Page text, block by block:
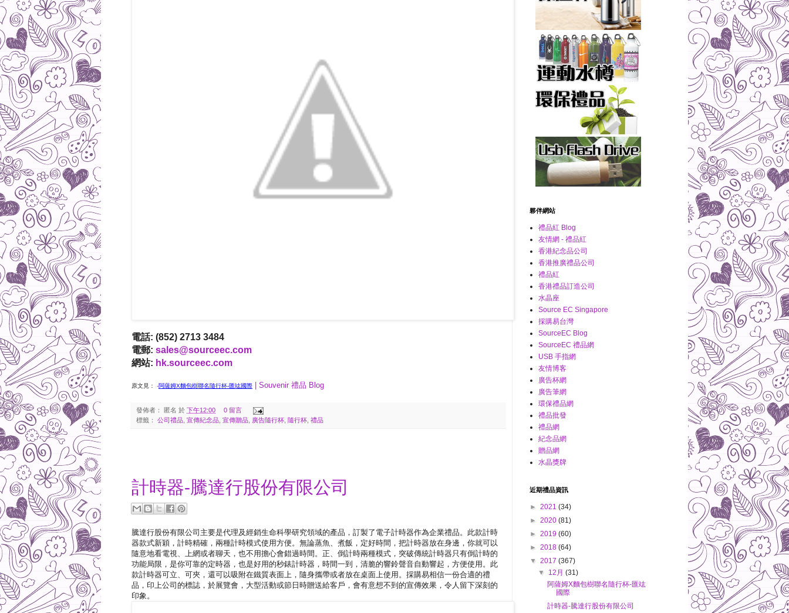
電話: (852) 2713 3484
電郵: sales@sourceec.com
網站: hk.sourceec.com
原文見： -阿薩姆X麵包樹聯名隨行杯-匯竑國際 | Souvenir 禮品 Blog
發佈者： 匿名 於 下午12:00
0 留言
標籤： 公司禮品, 宣傳紀念品, 宣傳贈品, 廣告隨行杯, 隨行杯, 禮品
計時器-騰達行股份有限公司
騰達行股份有限公司主要是代理及經銷生命科學研究領域的產品，訂製了電子計時器作為企業禮品。此款計時
器款式新穎，計時精確，兩種計時模式使用方便。無論蒸魚、煮飯，定好時間，把計時器放在身邊，你就可以
隨意地看電視、上網或者聊天，也不用擔心會錯過時間。正、倒計時兩種模式，突破傳統計時器只有倒計時的
功能局限，是你可靠的定時器，也是好用的秒錶計時器，時間一到，清脆的響鈴聲音自動響起，方便使用。此
款計時器可立、可夾，還可以吸附在鐵質表面上，隨身攜帶或者放在桌面上使用。採購易相信一份合適的禮
品，印上公司的標誌，於展覽會，大型活動或節日時贈送給客戶，會有意想不到的宣傳效果，令人留下深刻的
印象。
夥伴網站
禮品紅 Blog
友情網 - 禮品紅
香港紀念品公司
香港推廣禮品公司
禮品紅
香港禮品訂造公司
水晶座
Source EC Singapore
採購易台灣
SourceEC Blog
SourceEC 禮品網
USB 手指網
友情博客
廣告杯網
廣告筆網
環保禮品網
禮品批發
禮品網
紀念品網
贈品網
水晶獎牌
近期禮品資訊
► 2021 (34)
► 2020 (81)
► 2019 (60)
► 2018 (64)
▼ 2017 (367)
▼ 12月(31)
阿薩姆X麵包樹聯名隨行杯-匯竑
國際
計時器-騰達行股份有限公司